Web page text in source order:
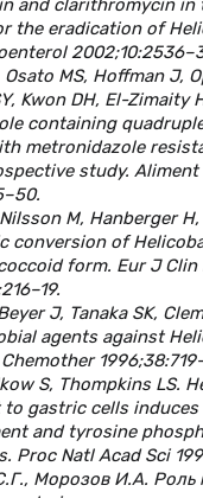
and clarithromycin in
the eradication of
Osato MS, Hoffman J,
Kwon DH, El-Zimaity
containing
metronidazole
study. Aliment
M, Hanberger
conversion of
form. Eur J
J, Tanaka SK,
agents against
S, Thompkins LS.
gastric cells
and tyrosine
Proc Natl Acad Sci
Морозов И.А. Роль